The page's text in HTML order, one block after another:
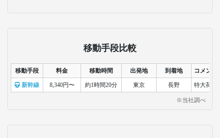
移動手段比較
移動手段 料金 移動時間 出発地 到着地 コメント
新幹線 8,340円〜 約1時間20分 東京 長野 特大荷物
※当社調べ